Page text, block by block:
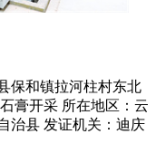
保和镇拉河柱村东北
膏开采 所在地区：云
治县 发证机关：迪庆